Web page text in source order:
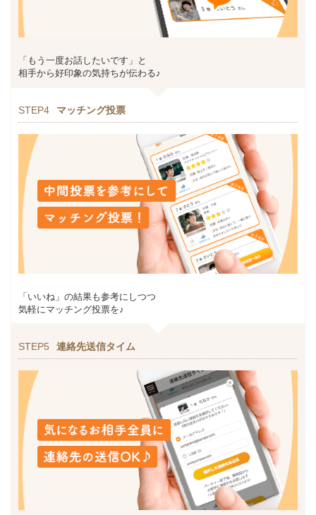
「もう一度お話したいです」と
相手から好印象の気持ちが伝わる♪
STEP4 マッチング投票
「いいね」の結果も参考にしつつ
気軽にマッチング投票を♪
STEP5 連絡先送信タイム